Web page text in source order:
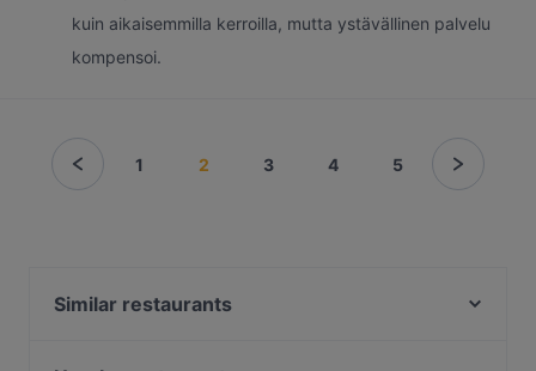
kuin aikaisemmilla kerroilla, mutta ystävällinen palvelu
kompensoi.
1 2 3 4 5
Similar restaurants